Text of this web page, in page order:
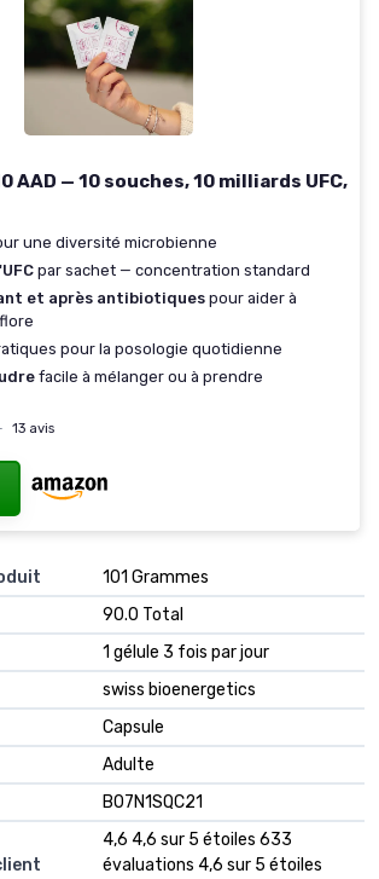
AAD — 10 souches, 10 milliards UFC,
une diversité microbienne
par sachet — concentration standard
et après antibiotiques pour aider à
pour la posologie quotidienne
facile à mélanger ou à prendre
13 avis
‎101 Grammes
‎90.0 Total
‎1 gélule 3 fois par jour
‎swiss bioenergetics
‎Capsule
‎Adulte
B07N1SQC21
4,6 4,6 sur 5 étoiles 633
évaluations 4,6 sur 5 étoiles